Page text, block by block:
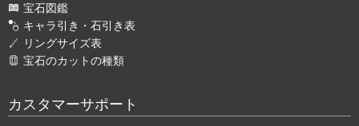
宝石図鑑
キャラ引き・石引き表
リングサイズ表
宝石のカットの種類
カスタマーサポート